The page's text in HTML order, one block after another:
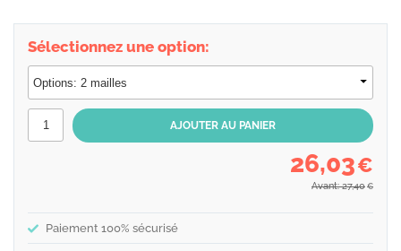
Sélectionnez une option:
26,03€
Avant: 27,40 €
Paiement 100% sécurisé